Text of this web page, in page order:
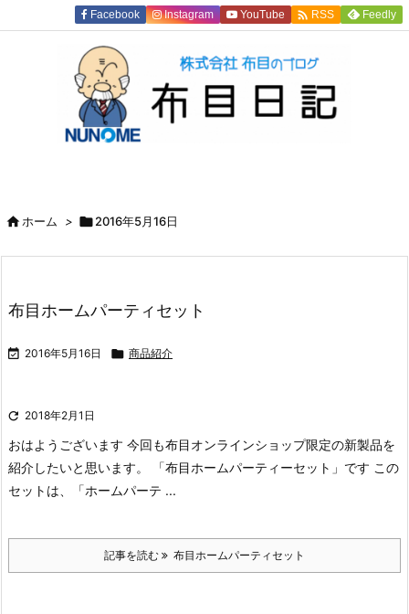
Facebook Instagram YouTube  RSS Feedly
ホーム > 2016年5月16日
布目ホームパーティセット
 2016年5月16日  商品紹介
 2018年2月1日
おはようございます 今回も布目オンラインショップ限定の新製品を
紹介したいと思います。
「布目ホームパーティーセット」です この
セットは、「ホームパーテ ...
記事を読む 布目ホームパーティセット